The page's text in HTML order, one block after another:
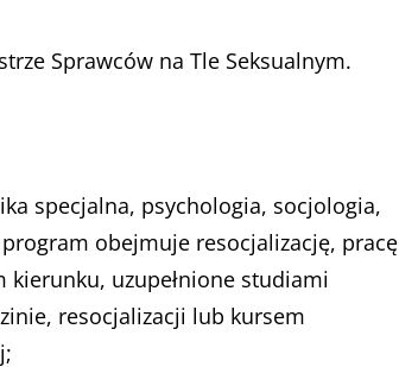
Sprawców na Tle Seksualnym.
specjalna, psychologia, socjologia,
obejmuje resocjalizację, pracę
uzupełnione studiami
resocjalizacji lub kursem